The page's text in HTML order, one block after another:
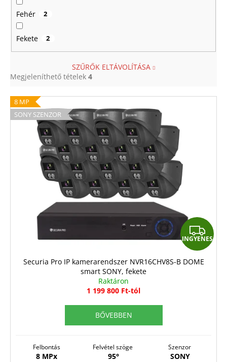
Fehér 2
Fekete 2
SZŰRŐK ELTÁVOLÍTÁSA
Megjeleníthető tételek 4
T
e
8 MP
SONY SZENZOR
I
N
INGYENES
Securia Pro IP kamerarendszer NVR16CHV8S-B DOME
smart SONY, fekete
Raktáron
1 199 800 Ft-tól
BŐVEBBEN
Felbontás
8 MPx
Felvétel szöge
95°
Szenzor
SONY